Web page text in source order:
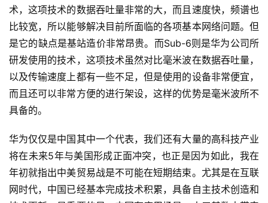
术，这项技术的数据吞吐量非常的大，而且速度快，频谱也
比较宽，所以能够解决目前所面临的各项基本网络问题。但
是它的缺点是基站造价非常昂贵。而Sub-6则是华为公司所
研发使用的技术，这项技术虽然对比毫米波在数据吞吐量，
以及传输速度上都有一些不足，但是使用的设备非常便宜，
而且还可以非常方便的进行架设，这样的优势是毫米波所不
具备的。
华为仅仅是中国其中一个代表，我们还有大量的高科技产业
将在未来5年与美国形成正面冲突，也正是因为如此，我在
年初就指出中美贸易战是不可能在短期结束。尤其是在互联
网时代，中国已经基本完成技术积累，具备自主技术创造和